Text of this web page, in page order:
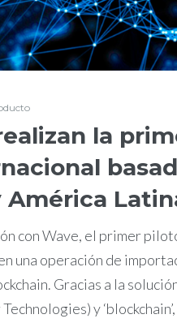
la
con Wave, el primer
una operación de
Gracias a la
y